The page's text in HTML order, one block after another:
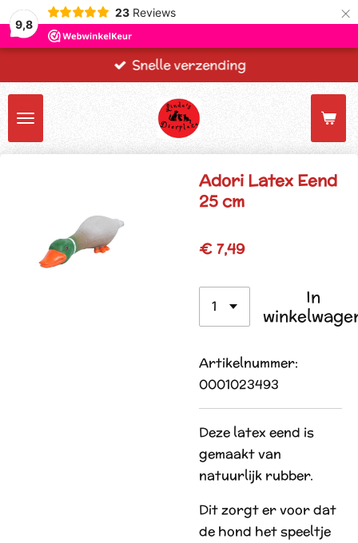
9,8
23 Reviews ×
Snelle verzending
Adori Latex Eend
25 cm
€ 7,49
In
Artikelnummer:
0001023493
Deze latex eend is
gemaakt van
natuurlijk rubber.
Dit zorgt er voor dat
de hond het speeltje